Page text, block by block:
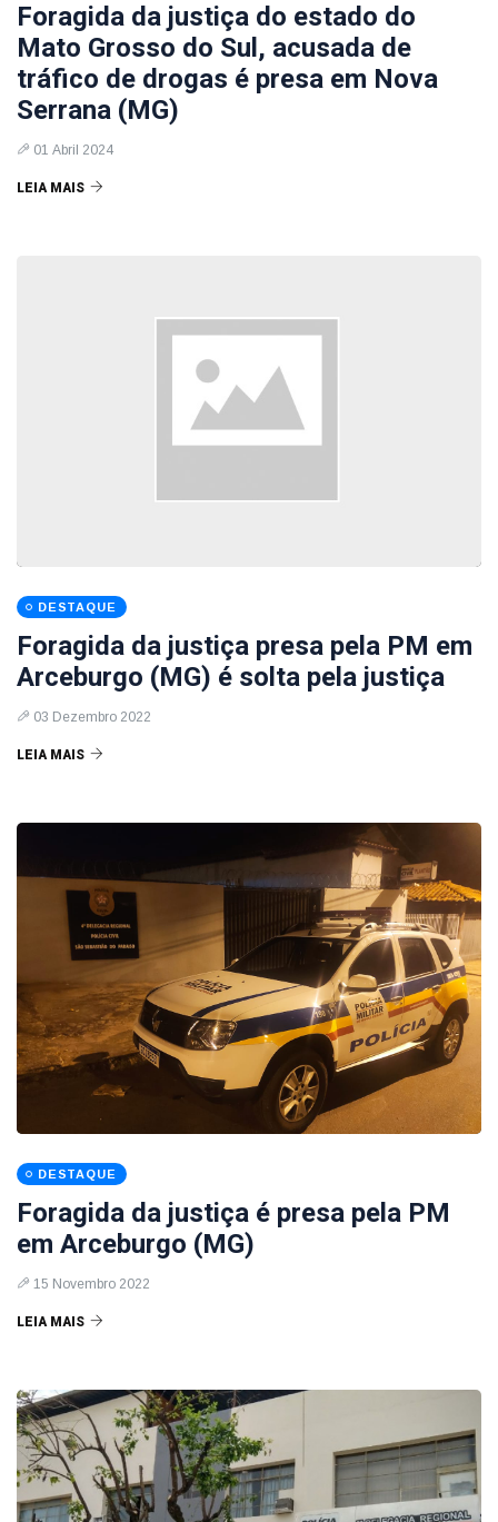
Foragida da justiça do estado do
Mato Grosso do Sul, acusada de
tráfico de drogas é presa em Nova
Serrana (MG)
01 Abril 2024
LEIA MAIS
DESTAQUE
Foragida da justiça presa pela PM em
Arceburgo (MG) é solta pela justiça
03 Dezembro 2022
LEIA MAIS
DESTAQUE
Foragida da justiça é presa pela PM
em Arceburgo (MG)
15 Novembro 2022
LEIA MAIS